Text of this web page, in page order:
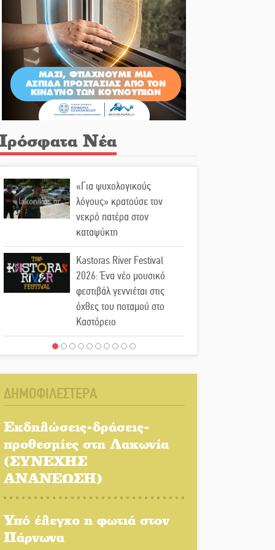
Νέα
«Για ψυχολογικούς
λόγους» κρατούσε τον
νεκρό πατέρα στον
καταψύκτη
Kastoras River Festival
2026: Ένα νέο μουσικό
φεστιβάλ γεννιέται στις
όχθες του ποταμού στο
Καστόρειο
Τα ζάρια παίρνουν «φωτιά»
Αυθεντικό γλέντι με «Γιορτή
Βραστού» στη Σοχά
Το τελεφερίκ της
Μονεμβασιάς στο τραπέζι
Πολιτισμός και παράδοση
ΔΗΜΟΦΙΛΕΣΤΕΡΑ
Εκδηλώσεις-δράσεις-
προθεσμίες στη Λακωνία
(ΣΥΝΕΧΗΣ
ΑΝΑΝΕΩΣΗ)
Υπό έλεγχο η φωτιά στον
Πάρνωνα